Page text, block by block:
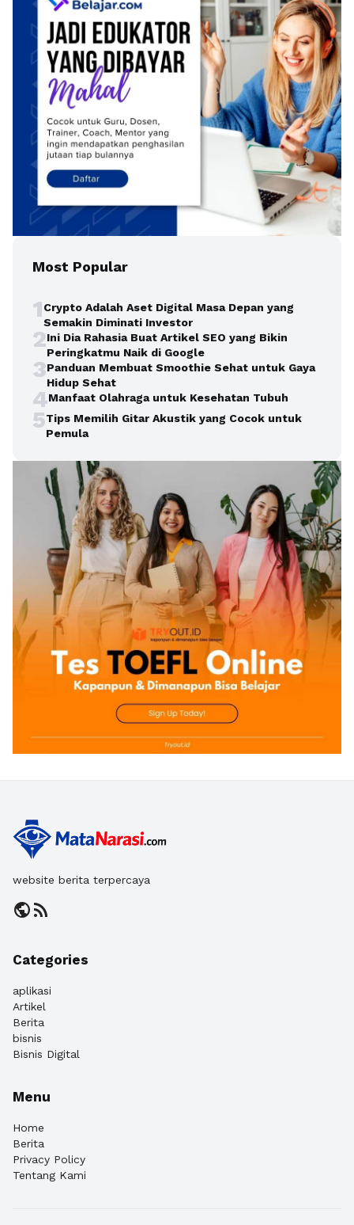
Most Popular
1Crypto Adalah Aset Digital Masa Depan yang
Semakin Diminati Investor
2Ini Dia Rahasia Buat Artikel SEO yang Bikin
Peringkatmu Naik di Google
3Panduan Membuat Smoothie Sehat untuk Gaya
Hidup Sehat
4Manfaat Olahraga untuk Kesehatan Tubuh
5Tips Memilih Gitar Akustik yang Cocok untuk
Pemula
website berita terpercaya
publicrss_feed
Categories
aplikasi
Artikel
Berita
bisnis
Bisnis Digital
Menu
Home
Berita
Privacy Policy
Tentang Kami